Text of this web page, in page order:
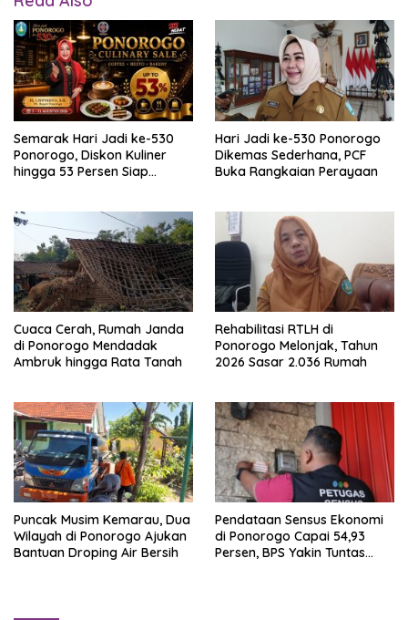
Semarak Hari Jadi ke-530
Ponorogo, Diskon Kuliner
hingga 53 Persen Siap
Hari Jadi ke-530 Ponorogo
Dikemas Sederhana, PCF
Buka Rangkaian Perayaan
Cuaca Cerah, Rumah Janda
di Ponorogo Mendadak
Ambruk hingga Rata Tanah
Rehabilitasi RTLH di
Ponorogo Melonjak, Tahun
2026 Sasar 2.036 Rumah
Puncak Musim Kemarau, Dua
Wilayah di Ponorogo Ajukan
Bantuan Droping Air Bersih
Pendataan Sensus Ekonomi
di Ponorogo Capai 54,93
Persen, BPS Yakin Tuntas